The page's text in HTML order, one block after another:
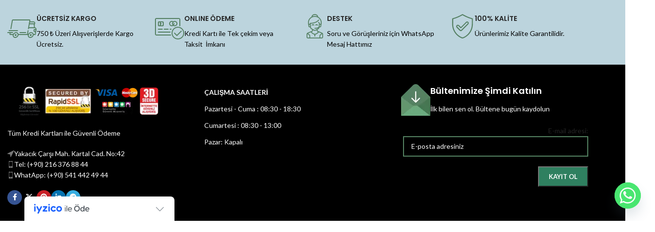
ÜCRETSİZ KARGO
750 ₺ Üzeri Alışverişlerde Kargo
Ücretsiz.
ONLINE ÖDEME
Kredi Kartı ile Tek çekim veya
Taksit İmkanı
DESTEK
Soru ve Görüşleriniz için WhatsApp
Mesaj Hattımız
100% KALİTE
Ürünlerimiz Kalite Garantilidir.
Tüm Kredi Kartları ile Güvenli Ödeme
Yakacık Çarşı Mah. Kartal Cad. No:42
Tel: (+90) 216 376 88 44
WhatApp: (+90) 541 442 49 44
ÇALIŞMA SAATLERİ
Pazartesi - Cuma : 08:30 - 18:30
Cumartesi : 08:30 - 13:00
Pazar: Kapalı
Bültenimize Şimdi Katılın
İlk bilen sen ol.Bültene bugün kaydolun
E-mail adresi: